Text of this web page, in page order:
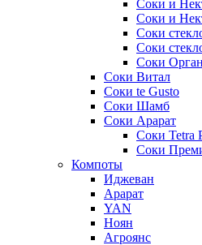
Соки и
Соки и
Соки
Соки
Соки
Соки Витал
Соки te Gusto
Соки Шамб
Соки Арарат
Соки Tetra
Соки
Компоты
Иджеван
Арарат
YAN
Ноян
Агроянс